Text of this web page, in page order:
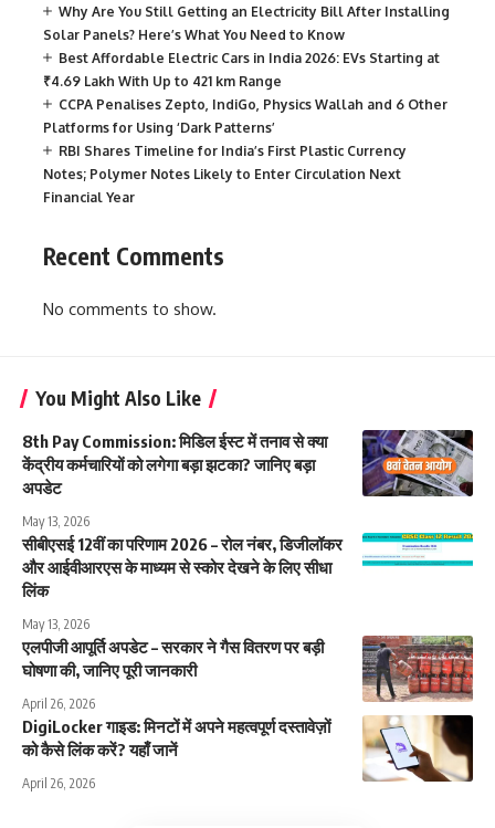
Why Are You Still Getting an Electricity Bill After Installing
Solar Panels? Here’s What You Need to Know
Best Affordable Electric Cars in India 2026: EVs Starting at
₹4.69 Lakh With Up to 421 km Range
CCPA Penalises Zepto, IndiGo, Physics Wallah and 6 Other
Platforms for Using ‘Dark Patterns’
RBI Shares Timeline for India’s First Plastic Currency
Notes; Polymer Notes Likely to Enter Circulation Next
Financial Year
Recent Comments
No comments to show.
You Might Also Like
8th Pay Commission: मिडिल ईस्ट में तनाव से क्या
केंद्रीय कर्मचारियों को लगेगा बड़ा झटका? जानिए बड़ा
अपडेट
May 13, 2026
सीबीएसई 12वीं का परिणाम 2026 – रोल नंबर, डिजीलॉकर
और आईवीआरएस के माध्यम से स्कोर देखने के लिए सीधा
लिंक
May 13, 2026
एलपीजी आपूर्ति अपडेट – सरकार ने गैस वितरण पर बड़ी
घोषणा की, जानिए पूरी जानकारी
April 26, 2026
DigiLocker गाइड: मिनटों में अपने महत्वपूर्ण दस्तावेज़ों
को कैसे लिंक करें? यहाँ जानें
April 26, 2026